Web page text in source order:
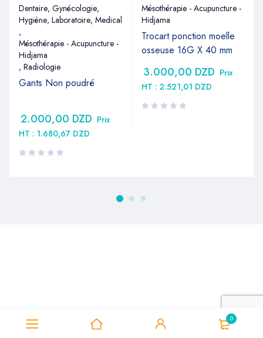
0
Dentaire, Gynécologie,
Hygiène, Laboratoire, Medical
,
Mésothérapie - Acupuncture -
Hidjama
, Radiologie
Gants Non poudré
2.000,00 DZD Prix
HT : 1.680,67 DZD
Mésothérapie - Acupuncture -
Hidjama
Trocart ponction moelle
osseuse 16G X 40 mm
3.000,00 DZD Prix
HT : 2.521,01 DZD